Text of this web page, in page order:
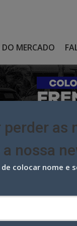
MERCADO
QUE REFORÇA IMAGEM
que
perder as
nossa
de colocar nome e